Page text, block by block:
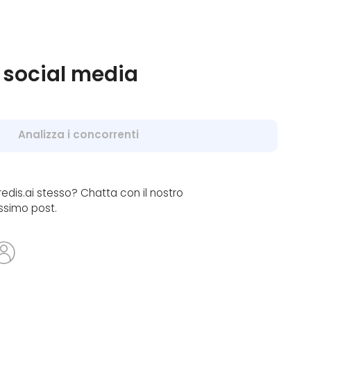
media
Analizza i concorrenti
stesso? Chatta con il nostro
post.